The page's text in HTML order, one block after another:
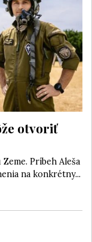
otvoriť
Príbeh Aleša
na konkrétny...